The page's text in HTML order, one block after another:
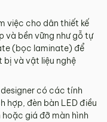
việc cho dân thiết kế
và bền vững như gỗ tự
(bọc laminate) để
và vật liệu nghệ
có các tính
hợp, đèn bàn LED điều
giá đỡ màn hình